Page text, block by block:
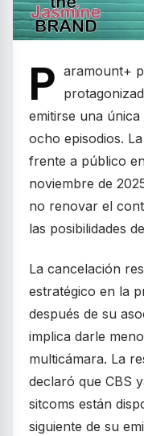
P aramount+
emitirse una
ocho episodios.
frente a público
noviembre de
no renovar el
las posibilidades
La cancelación
estratégico en la
después de su
implica darle
multicámara. La
declaró que CBS
sitcoms están
siguiente de su